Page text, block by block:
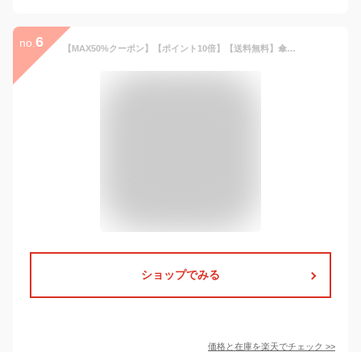
no. 6 【MAX50%クーポン】【ポイント10倍】【送料無料】傘 レディース 母親 プレゼント 実用的 クリスマス 誕生日 ギフト メッセージカード 贈り物 贈答品 高級感 花柄 サテン地 16本骨 60cm 強い 丈夫 雨傘 長傘 ジャンプ お祝い 傘寿 喜寿 米寿 還暦 結婚記念日
ショップでみる
価格と在庫を楽天でチェック >>